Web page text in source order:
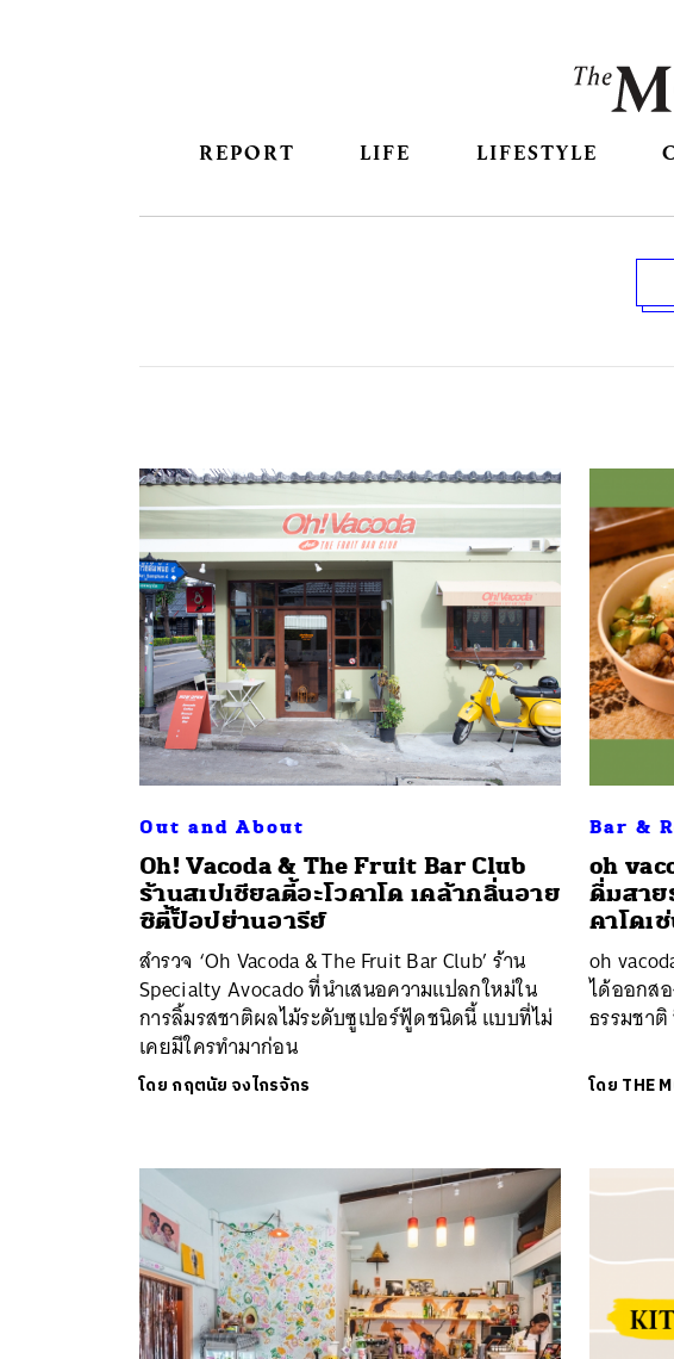
REPORT LIFE LIFESTYLE
Out and About
Oh! Vacoda & The Fruit Bar Club
ร้านสเปเชียลตี้อะโวคาโด เคล้ากลิ่นอาย
ซิตี้ป็อปย่านอารีย์
สำรวจ ‘Oh Vacoda & The Fruit Bar Club’ ร้าน
Specialty Avocado ที่นำเสนอความแปลกใหม่ใน
การลิ้มรสชาติผลไม้ระดับซูเปอร์ฟู้ดชนิดนี้ แบบที่ไม่
เคยมีใครทำมาก่อน
โดย กฤตนัย จงไกรจักร
Bar &
oh
ดื่มสาย
คาโดเ
oh
ได้ออกส
ธรรมชา
โดย THE
ค้นหา